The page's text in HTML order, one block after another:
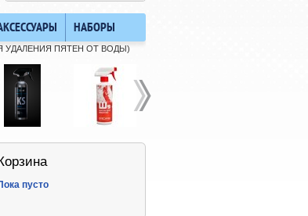
НАБОРЫ
УДАЛЕНИЯ ПЯТЕН ОТ ВОДЫ)
пусто